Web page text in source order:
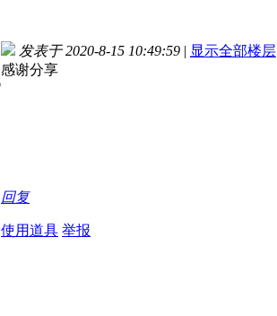
发表于 2020-8-15 10:49:59 | 显示全部楼层
感谢分享
回复
使用道具 举报